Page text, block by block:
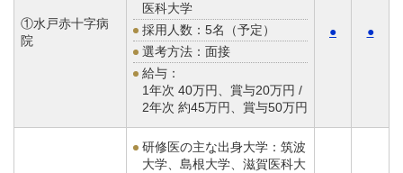
①水戸赤十字病
院
医科大学
採用人数：5名（予定）
選考方法：面接
給与：
1年次 40万円、賞与20万円 /
2年次 約45万円、賞与50万円
● ●
研修医の主な出身大学：筑波
大学、島根大学、滋賀医科大